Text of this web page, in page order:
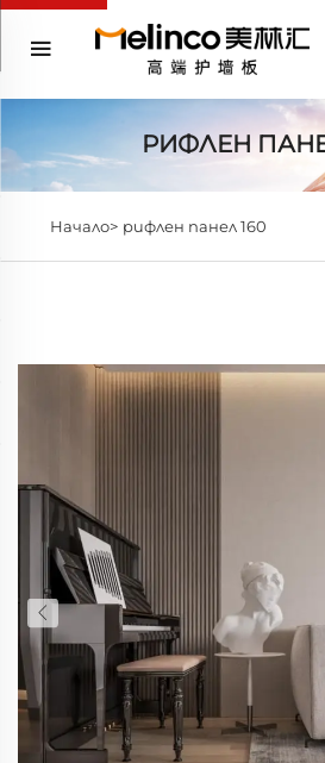
РИФЛЕН
Начало> рифлен панел 160